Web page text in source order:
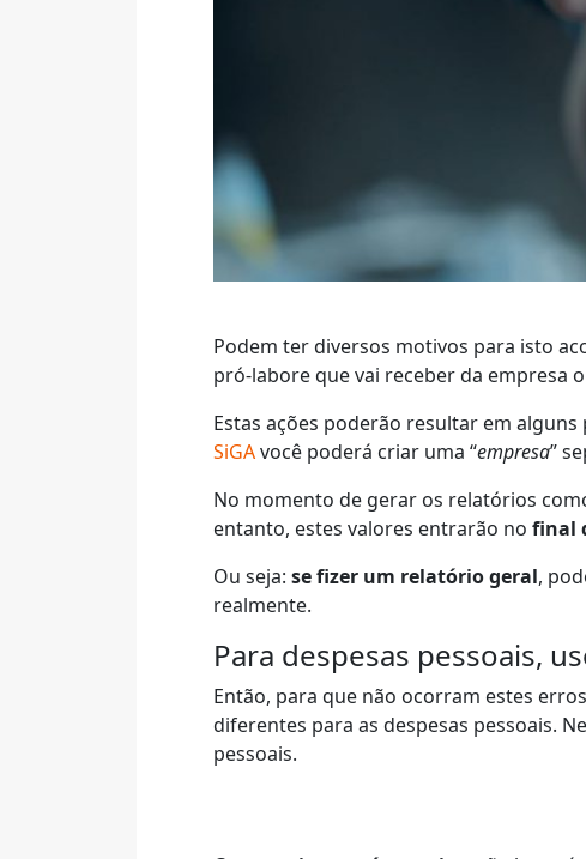
Podem ter diversos motivos para isto
pró-labore que vai receber da empresa
Estas ações poderão resultar em
SiGAvocê poderá criar uma “empresa”
No momento de gerar os relatórios
entanto, estes valores entrarão no final
Ou seja: se fizer um relatório geral,
realmente.
Para despesas pessoais,
Então, para que não ocorram estes
diferentes para as despesas pessoais.
pessoais.